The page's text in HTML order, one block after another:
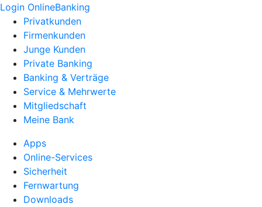
Login OnlineBanking
Privatkunden
Firmenkunden
Junge Kunden
Private Banking
Banking & Verträge
Service & Mehrwerte
Mitgliedschaft
Meine Bank
Apps
Online-Services
Sicherheit
Fernwartung
Downloads